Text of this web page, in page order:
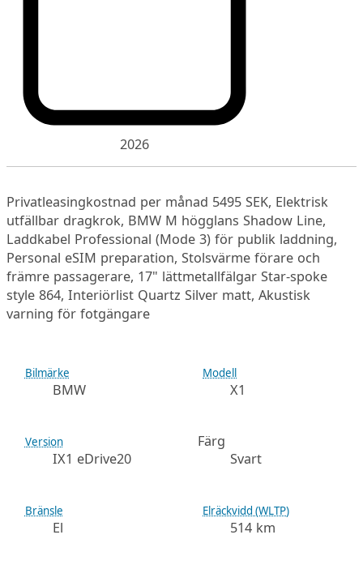
2026
Privatleasingkostnad per månad 5495 SEK, Elektrisk
utfällbar dragkrok, BMW M högglans Shadow Line,
Laddkabel Professional (Mode 3) för publik laddning,
Personal eSIM preparation, Stolsvärme förare och
främre passagerare, 17" lättmetallfälgar Star-spoke
style 864, Interiörlist Quartz Silver matt, Akustisk
varning för fotgängare
Bilmärke
BMW
Modell
X1
Version
IX1 eDrive20
Färg
Svart
Bränsle
El
Elräckvidd (WLTP)
514 km